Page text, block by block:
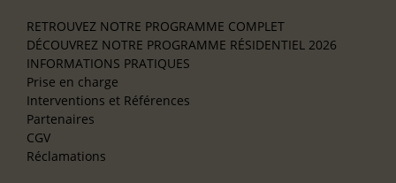
RETROUVEZ NOTRE PROGRAMME COMPLET
DÉCOUVREZ NOTRE PROGRAMME RÉSIDENTIEL 2026
INFORMATIONS PRATIQUES
Prise en charge
Interventions et Références
Partenaires
CGV
Réclamations